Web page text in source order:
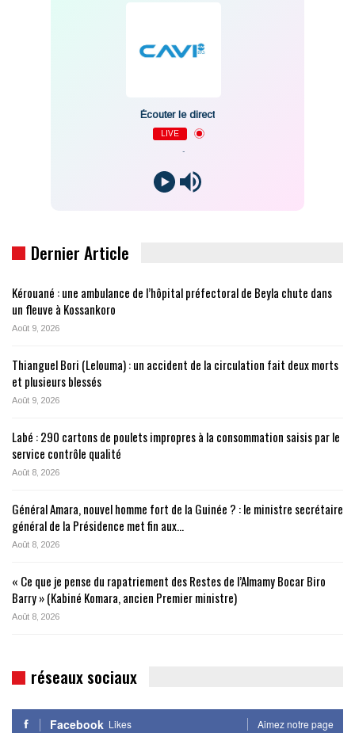
Écouter le direct
LIVE
Dernier Article
Kérouané : une ambulance de l’hôpital préfectoral de Beyla chute dans
un fleuve à Kossankoro
Août 9, 2026
Thianguel Bori (Lelouma) : un accident de la circulation fait deux morts
et plusieurs blessés
Août 9, 2026
Labé : 290 cartons de poulets impropres à la consommation saisis par le
service contrôle qualité
Août 8, 2026
Général Amara, nouvel homme fort de la Guinée ? : le ministre secrétaire
général de la Présidence met fin aux…
Août 8, 2026
« Ce que je pense du rapatriement des Restes de l’Almamy Bocar Biro
Barry » (Kabiné Komara, ancien Premier ministre)
Août 8, 2026
réseaux sociaux
Facebook Likes Aimez notre page